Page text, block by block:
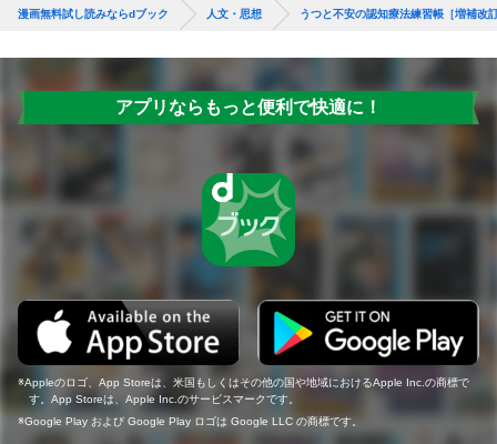
漫画無料試し読みならdブック 人文・思想 うつと不安の認知療法練習帳［増補改
アプリならもっと便利で快適に！
Appleのロゴ、App Storeは、米国もしくはその他の国や地域におけるApple Inc.の商標で
す。App Storeは、Apple Inc.のサービスマークです。
Google Play および Google Play ロゴは Google LLC の商標です。